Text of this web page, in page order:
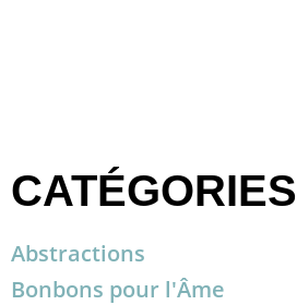
CATÉGORIES
Abstractions
Bonbons pour l'Âme